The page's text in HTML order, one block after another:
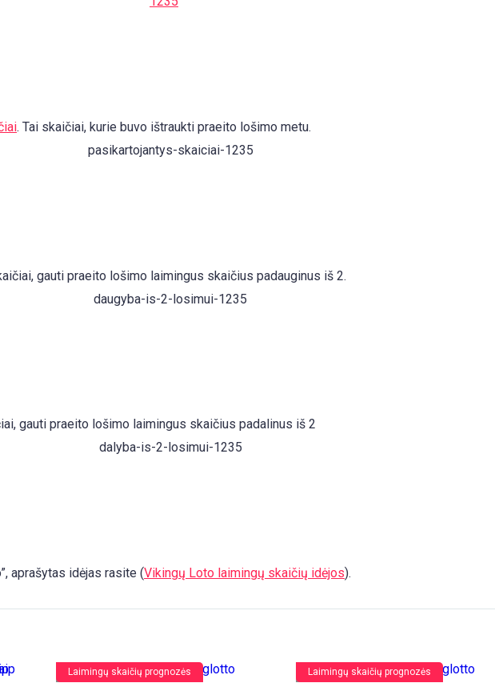
. Tai skaičiai, kurie buvo ištraukti praeito lošimo metu.
gauti praeito lošimo laimingus skaičius padauginus iš 2.
gauti praeito lošimo laimingus skaičius padalinus iš 2
aprašytas idėjas rasite (Vikingų Loto laimingų skaičių idėjos).
Laimingų skaičių prognozės Laimingų skaičių prognozės